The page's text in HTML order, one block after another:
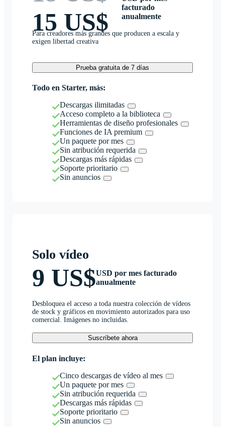
15 US$
facturado
anualmente
Para creadores más grandes que producen a escala y
exigen libertad creativa
Prueba gratuita de 7 días
Todo en Starter, más:
Descargas ilimitadas
Acceso completo a la biblioteca
Herramientas de diseño profesionales
Funciones de IA premium
Un paquete por mes
Sin atribución requerida
Descargas más rápidas
Soporte prioritario
Sin anuncios
Solo vídeo
9 US$USD por mes facturado
anualmente
Desbloquea el acceso a toda nuestra colección de vídeos
de stock y gráficos en movimiento autorizados para uso
comercial. Imágenes no incluidas.
Suscríbete ahora
El plan incluye:
Cinco descargas de vídeo al mes
Un paquete por mes
Sin atribución requerida
Descargas más rápidas
Soporte prioritario
Sin anuncios